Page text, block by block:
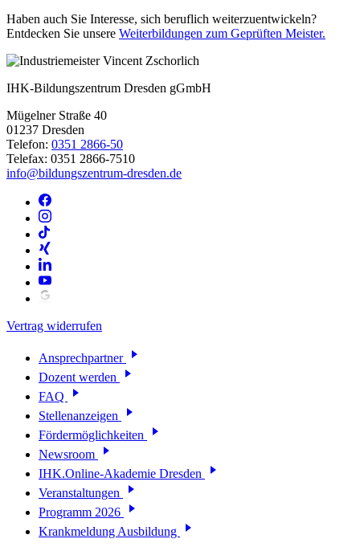
Haben auch Sie Interesse, sich beruflich weiterzuentwickeln?
Entdecken Sie unsere Weiterbildungen zum Geprüften Meister.
IHK-Bildungszentrum Dresden gGmbH
Mügelner Straße 40
01237 Dresden
Telefon: 0351 2866-50
Telefax: 0351 2866-7510
info@bildungszentrum-dresden.de
Vertrag widerrufen
Ansprechpartner
Dozent werden
FAQ
Stellenanzeigen
Fördermöglichkeiten
Newsroom
IHK.Online-Akademie Dresden
Veranstaltungen
Programm 2026
Krankmeldung Ausbildung